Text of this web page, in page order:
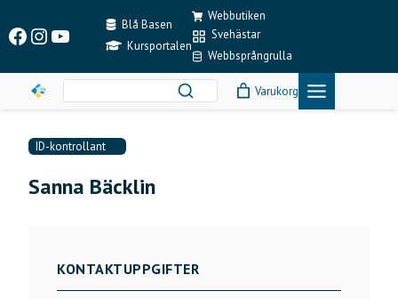
content
Facebook
Instagram
YouTubeBlå Basen
Kursportalen
Webbutiken
Svehästar
Webbsprångrulla
Varukorg
ID-kontrollant
Sanna Bäcklin
KONTAKTUPPGIFTER